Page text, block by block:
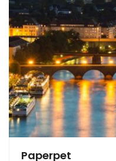
Paperpet